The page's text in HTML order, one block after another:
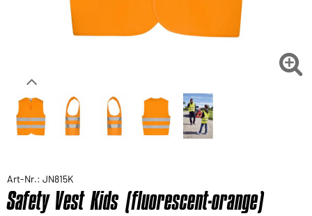

Art-Nr.: JN815K
Safety Vest Kids (fluorescent-orange)